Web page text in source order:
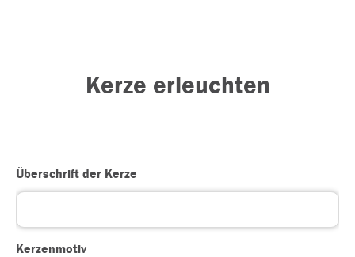
Kerze erleuchten
Überschrift der Kerze
Kerzenmotiv